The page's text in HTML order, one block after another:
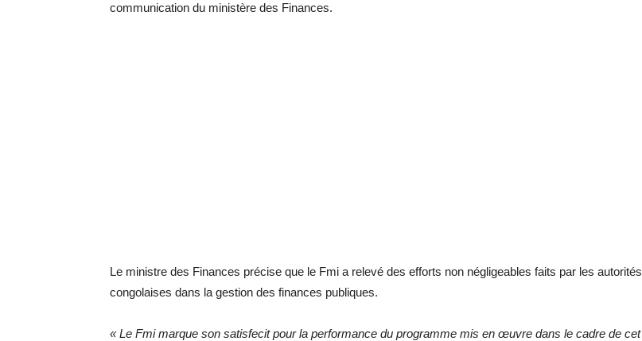
communication du ministère des Finances.
Le ministre des Finances précise que le Fmi a relevé des efforts non négligeables faits par les autorités
congolaises dans la gestion des finances publiques.
« Le Fmi marque son satisfecit pour la performance du programme mis en œuvre dans le cadre de cet